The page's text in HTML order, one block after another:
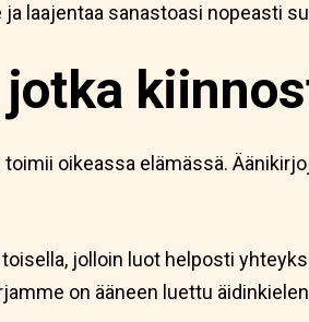
laajentaa sanastoasi nopeasti
oikeassa elämässä.
jolloin luot helposti
on ääneen luettu